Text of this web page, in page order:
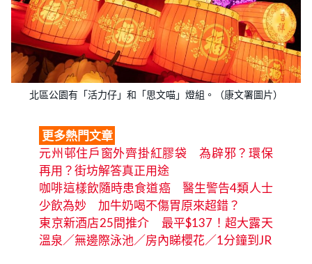
北區公園有「活力仔」和「思文喵」燈組。（康文署圖片）
更多熱門文章
元州邨住戶窗外齊掛紅膠袋 為辟邪？環保
再用？街坊解答真正用途
咖啡這樣飲隨時患食道癌 醫生警告4類人士
少飲為妙 加牛奶喝不傷胃原來超錯？
東京新酒店25間推介 最平$137！超大露天
溫泉／無邊際泳池／房內睇櫻花／1分鐘到JR